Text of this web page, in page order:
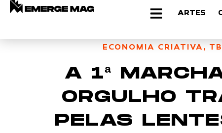
ARTES
ECONOMIA CRIATIVA,
A 1ª
ORGULHO
PELAS